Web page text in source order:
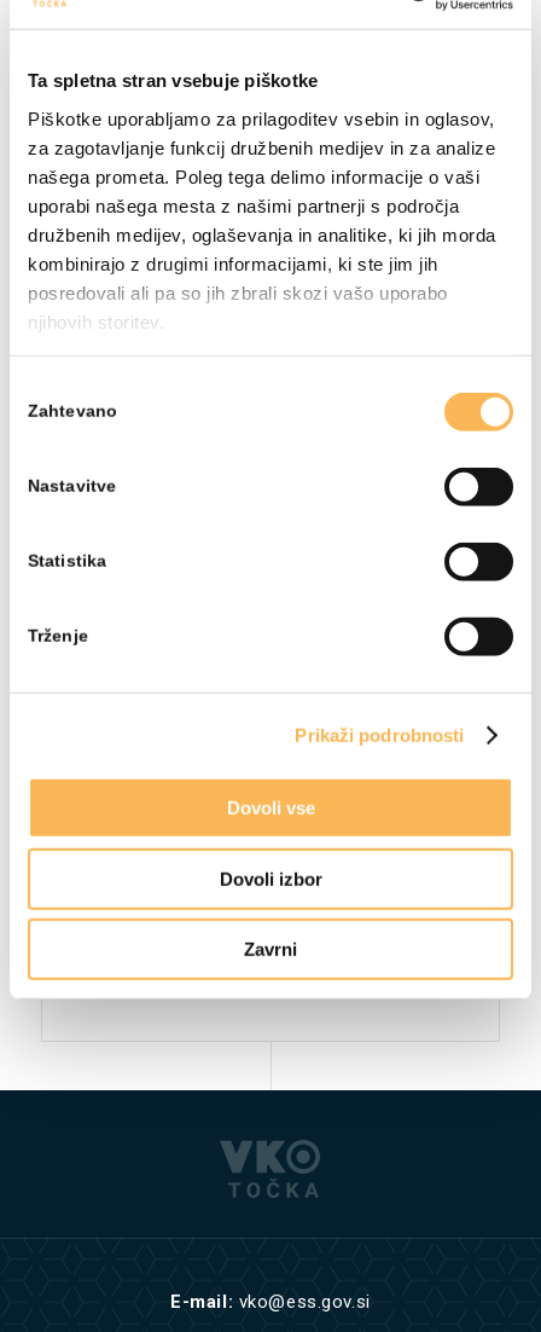
Ta spletna stran vsebuje piškotke
Piškotke uporabljamo za prilagoditev vsebin in oglasov,
za zagotavljanje funkcij družbenih medijev in za analize
našega prometa. Poleg tega delimo informacije o vaši
uporabi našega mesta z našimi partnerji s področja
družbenih medijev, oglaševanja in analitike, ki jih morda
kombinirajo z drugimi informacijami, ki ste jim jih
posredovali ali pa so jih zbrali skozi vašo uporabo
njihovih storitev.
soglasja
Zahtevano
Nastavitve
Statistika
Trženje
Prikaži podrobnosti
Dovoli vse
Dovoli izbor
Zavrni
E-mail: vko@ess.gov.si